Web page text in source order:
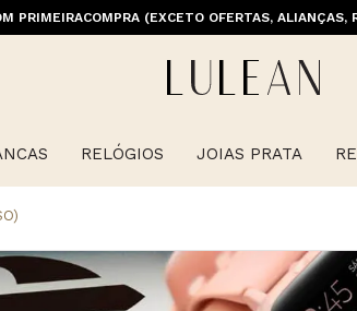
PRIMEIRACOMPRA (EXCETO OFERTAS,
RELÓGIOS JOIAS PRATA